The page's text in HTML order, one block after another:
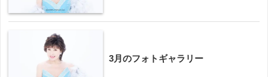
3月のフォトギャラリー